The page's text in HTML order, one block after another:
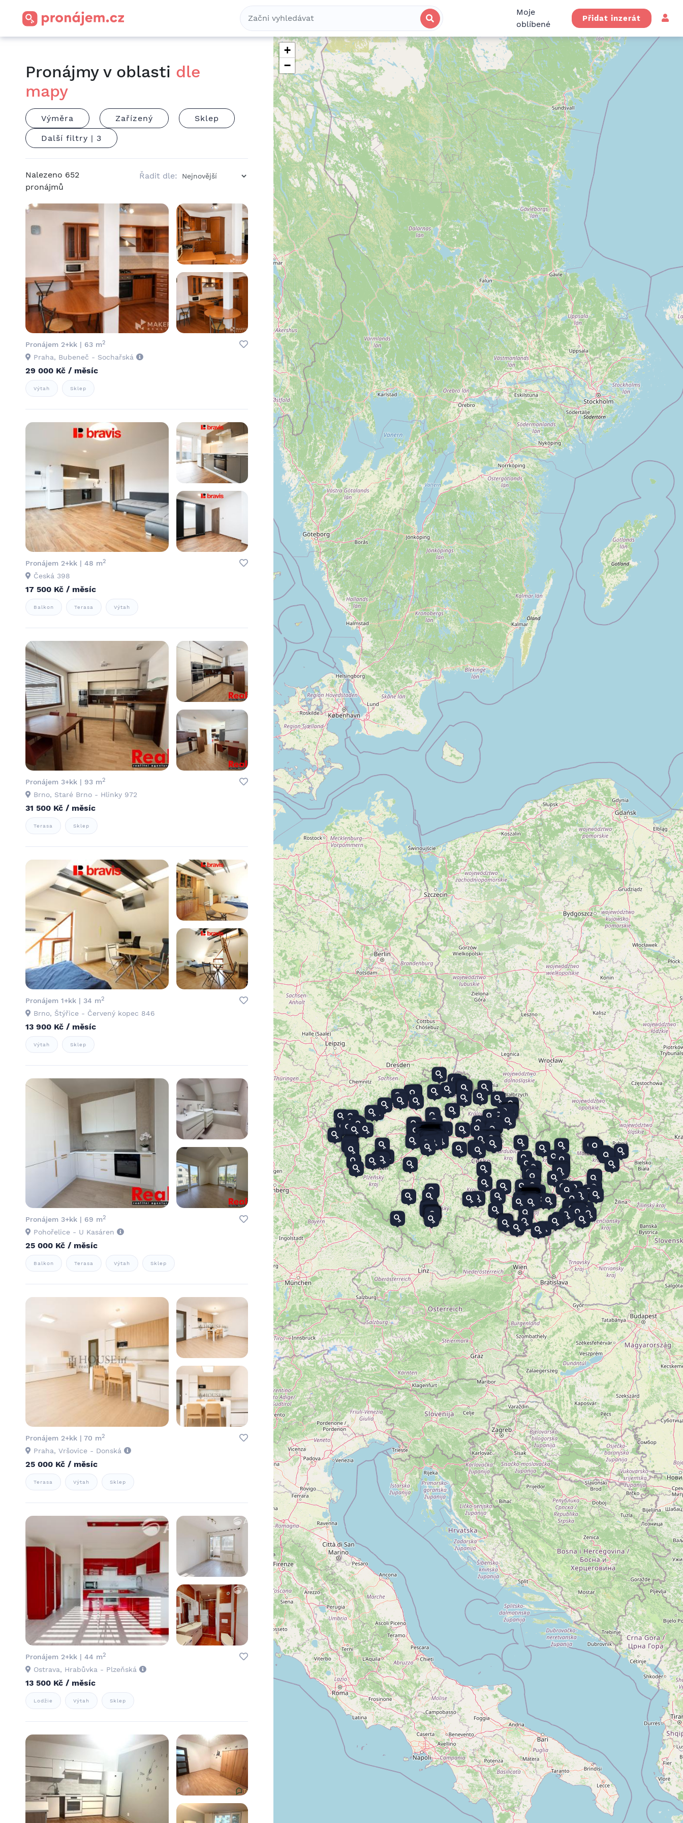
Komerční
Moje
oblíbené
Přidat inzerát
+
−
Pronájmy v oblasti dle
mapy
Výměra Zařízený Sklep
Další filtry | 3
Nalezeno 652
pronájmů
Řadit dle:
Pronájem 2+kk | 63 m2
Praha, Bubeneč - Sochařská
29 000 Kč / měsíc
Výtah Sklep
Pronájem 2+kk | 48 m2
Česká 398
17 500 Kč / měsíc
Balkon Terasa Výtah
Pronájem 3+kk | 93 m2
Brno, Staré Brno - Hlinky 972
31 500 Kč / měsíc
Terasa Sklep
Pronájem 1+kk | 34 m2
Brno, Štýřice - Červený kopec 846
13 900 Kč / měsíc
Výtah Sklep
Pronájem 3+kk | 69 m2
Pohořelice - U Kasáren
25 000 Kč / měsíc
Balkon Terasa Výtah Sklep
Pronájem 2+kk | 70 m2
Praha, Vršovice - Donská
25 000 Kč / měsíc
Terasa Výtah Sklep
Pronájem 2+kk | 44 m2
Ostrava, Hrabůvka - Plzeňská
13 500 Kč / měsíc
Lodžie Výtah Sklep